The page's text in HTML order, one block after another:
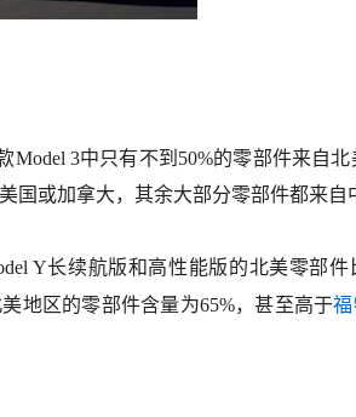
3中只有不到50%的零部件来自北
国或加拿大，其余大部分零部件都来自
Y长续航版和高性能版的北美零部件
地区的零部件含量为65%，甚至高于